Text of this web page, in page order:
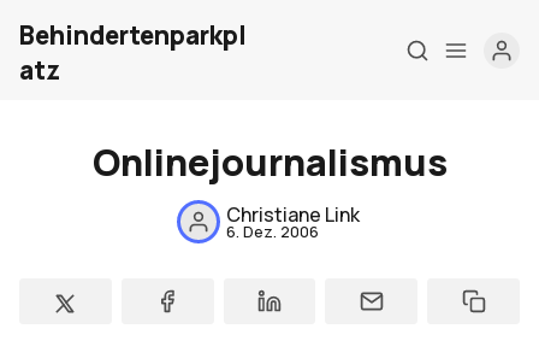
Über mich
Behindertenparkpl
atz
Onlinejournalismus
Christiane Link
6. Dez. 2006